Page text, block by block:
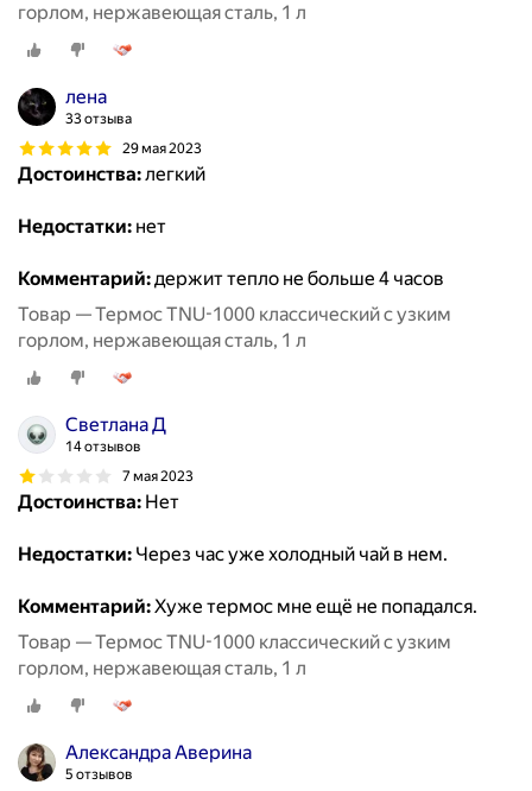
горлом, нержавеющая сталь, 1 л
лена
33 отзыва
29 мая 2023
Достоинства:легкий
Недостатки: нет
Комментарий:держит тепло не больше 4 часов
Товар — Термос TNU-1000 классический с узким
горлом, нержавеющая сталь, 1 л
Светлана Д
14 отзывов
7 мая 2023
Достоинства: Нет
Недостатки: Через час уже холодный чай в нем.
Комментарий:Хуже термос мне ещё не попадался.
Товар — Термос TNU-1000 классический с узким
горлом, нержавеющая сталь, 1 л
Александра Аверина
5 отзывов